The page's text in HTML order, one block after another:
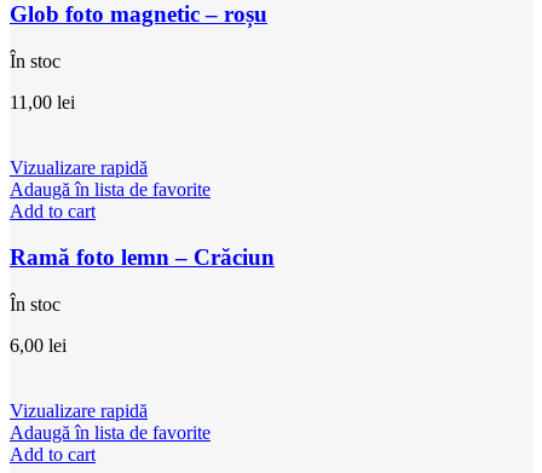
Glob foto magnetic – roșu
În stoc
11,00 lei
Vizualizare rapidă
Adaugă în lista de favorite
Add to cart
Ramă foto lemn – Crăciun
În stoc
6,00 lei
Vizualizare rapidă
Adaugă în lista de favorite
Add to cart